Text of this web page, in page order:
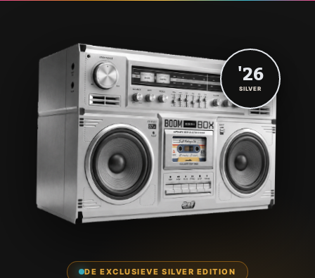
DE EXCLUSIEVE SILVER EDITION
'26
SILVER